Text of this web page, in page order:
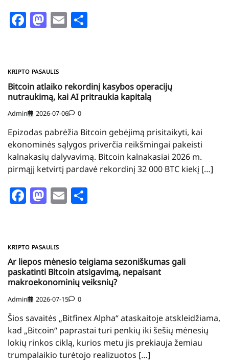
Facebook
Mastodon
Email
KRIPTO PASAULIS
Bitcoin atlaiko rekordinį kasybos operacijų
nutraukimą, kai AI pritraukia kapitalą
Admin 2026-07-06 0
Epizodas pabrėžia Bitcoin gebėjimą prisitaikyti, kai
ekonominės sąlygos priverčia reikšmingai pakeisti
kalnakasių dalyvavimą. Bitcoin kalnakasiai 2026 m.
pirmąjį ketvirtį pardavė rekordinį 32 000 BTC kiekį […]
Facebook
Mastodon
Email
KRIPTO PASAULIS
Ar liepos mėnesio teigiama sezoniškumas gali
paskatinti Bitcoin atsigavimą, nepaisant
makroekonominių veiksnių?
Admin 2026-07-15 0
Šios savaitės „Bitfinex Alpha“ ataskaitoje atskleidžiama,
kad „Bitcoin“ paprastai turi penkių iki šešių mėnesių
lokių rinkos ciklą, kurios metu jis prekiauja žemiau
trumpalaikio turėtojo realizuotos […]